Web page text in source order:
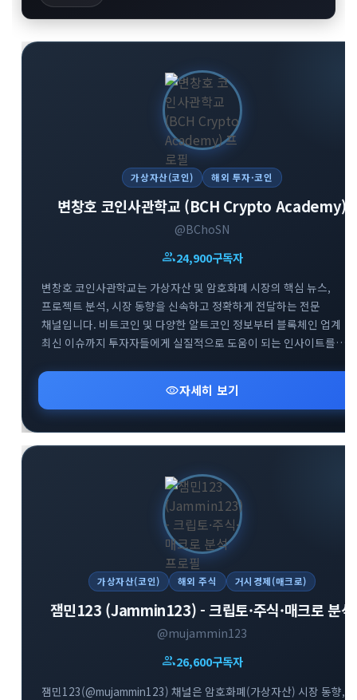
가상자산(코인) 해외 투자·코인
변창호 코인사관학교 (BCH Crypto Academy)
@BChoSN
group24,900구독자
변창호 코인사관학교는 가상자산 및 암호화폐 시장의 핵심 뉴스,
프로젝트 분석, 시장 동향을 신속하고 정확하게 전달하는 전문
채널입니다. 비트코인 및 다양한 알트코인 정보부터 블록체인 업계
최신 이슈까지 투자자들에게 실질적으로 도움이 되는 인사이트를
태그를 통해 투명하게 채널을 운영하고 있습니다. 가상자산 시장의
흐름을 빠르게 파악하고 신뢰도 높은 투자 정보를 얻고자 하는
투자자분들께 추천합니다.
visibility자세히 보기
가상자산(코인) 해외 주식 거시경제(매크로)
잼민123 (Jammin123) - 크립토·주식·매크로 분석
@mujammin123
group26,600구독자
잼민123(@mujammin123) 채널은 암호화폐(가상자산) 시장 동향,